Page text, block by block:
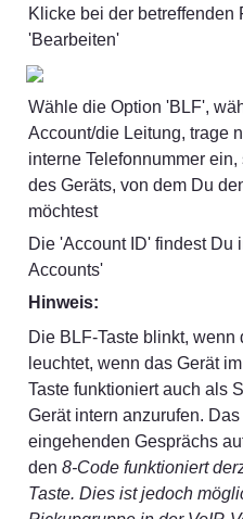
Klicke bei der betreffenden
'Bearbeiten'
Wähle die Option 'BLF',
Account/die Leitung, trage
interne Telefonnummer
des Geräts, von dem Du
möchtest
Die 'Account ID' findest Du
Accounts'
Hinweis:
Die BLF-Taste blinkt, wenn
leuchtet, wenn das Gerät
Taste funktioniert auch als
Gerät intern anzurufen.
eingehenden Gesprächs
den 8-Code funktioniert
Taste. Dies ist jedoch